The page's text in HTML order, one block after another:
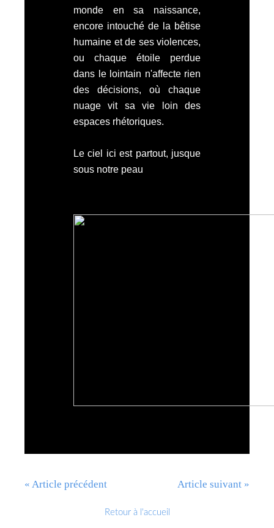
monde en sa naissance,
encore intouché de la bêtise
humaine et de ses violences,
ou chaque étoile perdue
dans le lointain n'affecte rien
des décisions, où chaque
nuage vit sa vie loin des
espaces rhétoriques.
Le ciel ici est partout, jusque
sous notre peau
« Article précédent Article suivant »
Retour à l'accueil